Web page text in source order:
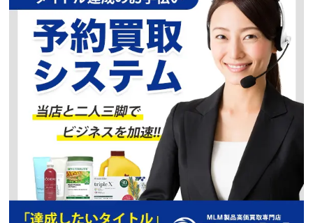
リーブ21
マリシルクリーム
ただいま、買取強化 キャンペーン中
予約買取、複数点で 更に買取価格UP
買取価格 400円
リーブ21
スカルプコンディショナーB－X
ただいま、買取強化 キャンペーン中
予約買取、複数点で 更に買取価格UP
買取価格 円